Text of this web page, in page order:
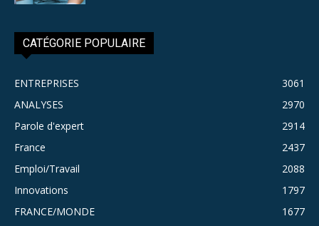
CATÉGORIE POPULAIRE
ENTREPRISES
3061
ANALYSES
2970
Parole d'expert
2914
France
2437
Emploi/Travail
2088
Innovations
1797
FRANCE/MONDE
1677